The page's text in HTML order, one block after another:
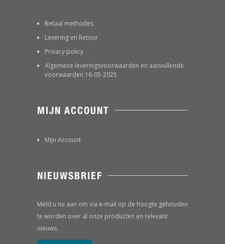
Betaal methodes
Levering en Retour
Privacy policy
Algemene leveringsvoorwaarden en aanvullende
voorwaarden 16-05-2025
MIJN ACCOUNT
Mijn Account
NIEUWSBRIEF
Meld u nu aan om via e-mail op de hoogte gehouden
te worden over al onze producten en relevant
nieuws.